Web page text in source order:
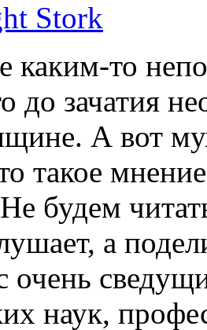
Stork
каким-то
до зачатия
А вот
такое
будем
а
очень
наук,